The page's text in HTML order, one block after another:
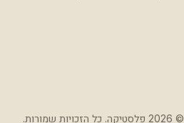
© 2026 פלסטיקה. כל הזכויות שמורות.